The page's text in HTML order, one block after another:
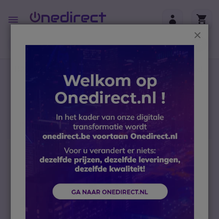
Toggle
Nav
btw)
Portofoons
Vergunningsvrije portofoon
Portofoon Bundels
Pack Kenwood UBZ-LJ9SET + 2 oorhaak oortjes